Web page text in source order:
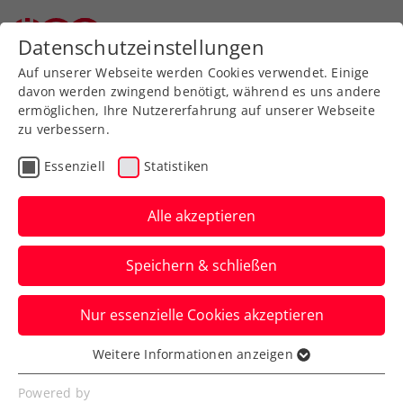
Zurück zur Newsübersicht
Rollstuhltennis
Maximilian Taucher holt
den ersten Titel
Mit einem Sieg gegen den Steirer
Wolfdietrich Fritz fährt Maximilian
Taucher in Wien / Südstadt seinen ersten
Wheelchair Tennis Tour Austria Titel ein
und macht das Double perfekt –
gemeinsam mit seinem Doppel Partner
Datenschutzeinstellungen
Auf unserer Webseite werden Cookies verwendet. Einige
davon werden zwingend benötigt, während es uns andere
ermöglichen, Ihre Nutzererfahrung auf unserer Webseite
zu verbessern.
Essenziell Statistiken
Alle akzeptieren
Speichern & schließen
Nur essenzielle Cookies akzeptieren
Essenziell
Essenzielle Cookies werden für grundlegende
Weitere Informationen anzeigen
Powered by